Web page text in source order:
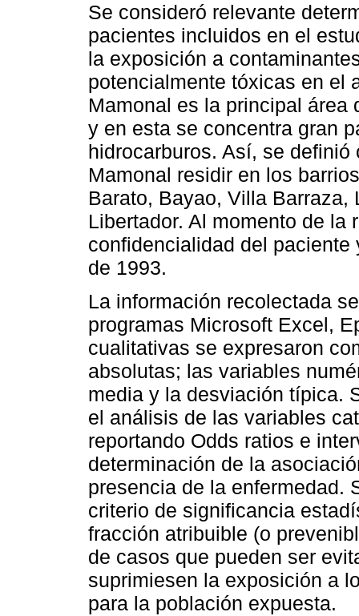
Se consideró relevante
pacientes incluidos en el
la exposición a
potencialmente tóxicas en el
Mamonal es la principal
y en esta se concentra gran
hidrocarburos. Así, se
Mamonal residir en los
Barato, Bayao, Villa
Libertador. Al momento de la
confidencialidad del
de 1993.
La información recolectada
programas Microsoft Excel,
cualitativas se expresaron
absolutas; las variables
media y la desviación típica.
el análisis de las variables
reportando Odds ratios e
determinación de la
presencia de la enfermedad.
criterio de significancia
fracción atribuible (o
de casos que pueden ser
suprimiesen la exposición a
para la población expuesta.